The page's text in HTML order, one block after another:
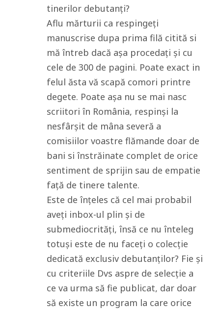
tinerilor debutanți?
Aflu mărturii ca respingeți
manuscrise dupa prima filă citită si
mă întreb dacă așa procedați și cu
cele de 300 de pagini. Poate exact in
felul ăsta vă scapă comori printre
degete. Poate așa nu se mai nasc
scriitori în România, respinși la
nesfârșit de mâna severă a
comisiilor voastre flămande doar de
bani si înstrăinate complet de orice
sentiment de sprijin sau de empatie
față de tinere talente.
Este de înțeles că cel mai probabil
aveți inbox-ul plin și de
submediocrități, însă ce nu înteleg
totuși este de nu faceți o colecție
dedicată exclusiv debutanților? Fie și
cu criteriile Dvs aspre de selecție a
ce va urma să fie publicat, dar doar
să existe un program la care orice